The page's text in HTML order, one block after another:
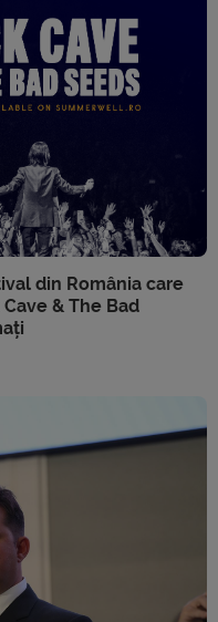
din România care
& The Bad